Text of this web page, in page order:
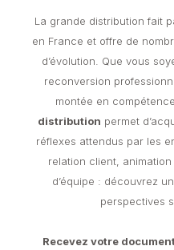
La grande distribution fait
en France et offre de
d’évolution. Que vous
reconversion
montée en
distribution permet
réflexes attendus par les
relation client,
d’équipe : découvrez
perspectives
Recevez votre